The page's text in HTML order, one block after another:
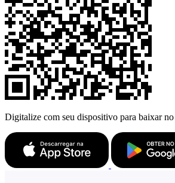
Digitalize com seu dispositivo para baixar